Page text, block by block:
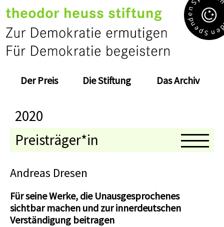
Der Preis Die Stiftung Das Archiv
S
p
e
n
d
e
n
S
e
n
2020
Preisträger*in
Medaillenträger*in
Jahresthema
Kolloquium
Andreas Dresen
Für seine Werke, die Unausgesprochenes
sichtbar machen und zur innerdeutschen
Verständigung beitragen